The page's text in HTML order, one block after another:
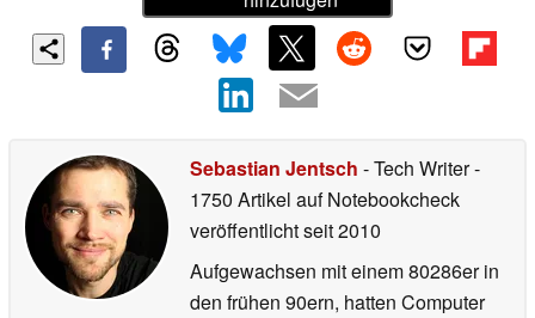
Sebastian Jentsch - Tech Writer-
1750 Artikel auf Notebookcheck
veröffentlichtseit 2010
Aufgewachsen mit einem 80286er in
den frühen 90ern, hatten Computer